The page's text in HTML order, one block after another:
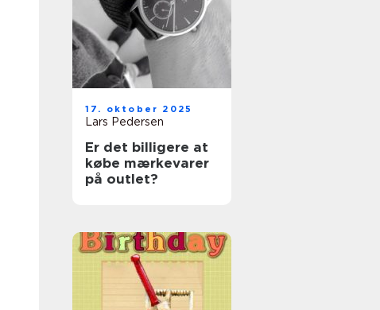
17. oktober 2025
Lars Pedersen
Er det billigere at
købe mærkevarer
på outlet?